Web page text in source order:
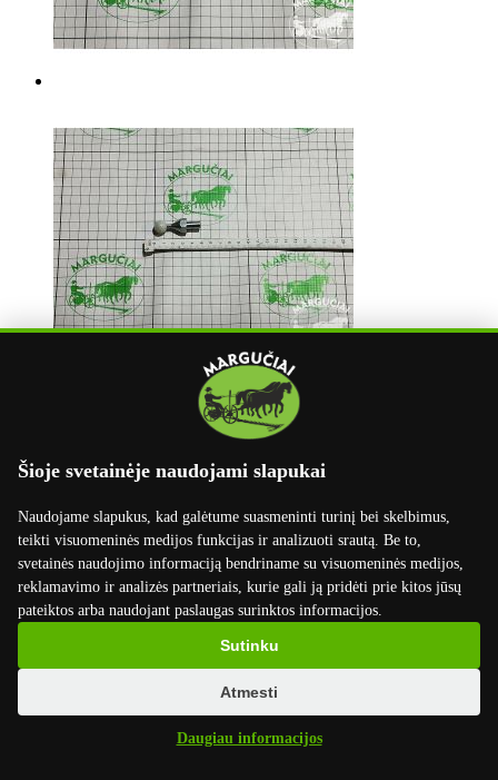
Šioje svetainėje naudojami slapukai
Naudojame slapukus, kad galėtume suasmeninti turinį bei skelbimus,
teikti visuomeninės medijos funkcijas ir analizuoti srautą. Be to,
svetainės naudojimo informaciją bendriname su visuomeninės medijos,
reklamavimo ir analizės partneriais, kurie gali ją pridėti prie kitos jūsų
pateiktos arba naudojant paslaugas surinktos informacijos.
Daugiau informacijos
Sutinku
Atmesti
buhalterija@marguciai.lt
Rekvizitai
UAB Margučiai
Įmonės kodas: 301400534
PVM kodas: LT100003668814
Margučių g. 3, Margučių k.,
Miežiškių sen., Panevėžio raj., LT-38100
LT02 4010 0412 0045 7699